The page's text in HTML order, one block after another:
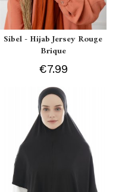
Sibel - Hijab Jersey Rouge
Brique
€7.99